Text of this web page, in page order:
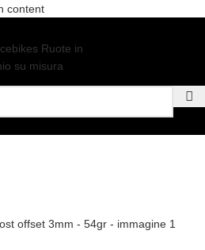
content
a €99 - 📣 Paga con PayPal in